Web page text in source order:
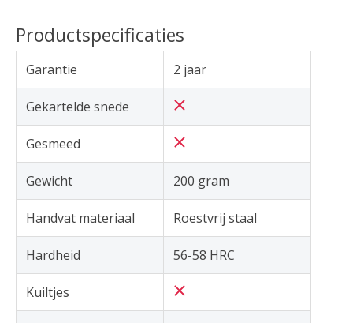
Productspecificaties
Garantie 2 jaar
Gekartelde snede
Gesmeed
Gewicht 200 gram
Handvat materiaal Roestvrij staal
Hardheid 56-58 HRC
Kuiltjes